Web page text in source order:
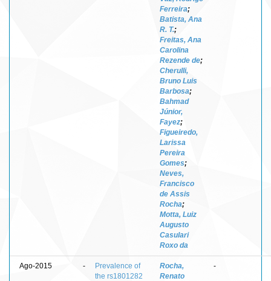
Ferreira;
Batista, Ana
R. T.;
Freitas, Ana
Carolina
Rezende de;
Cherulli,
Bruno Luis
Barbosa;
Bahmad
Júnior,
Fayez;
Figueiredo,
Larissa
Pereira
Gomes;
Neves,
Francisco
de Assis
Rocha;
Motta, Luiz
Augusto
Casulari
Roxo da
Ago-2015 -
Prevalence of
the rs1801282
Rocha,
Renato
-